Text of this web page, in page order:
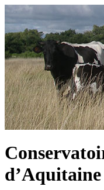
d’Aquitaine